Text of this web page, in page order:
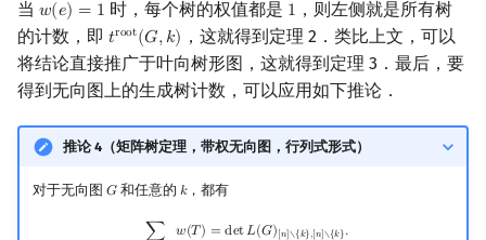
当 𝑤(𝑒) = 1
w(e) =1 时，每个树的权值都是 1
1 ，则左侧就是所有树
的计数，即 𝑡root(𝐺,𝑘)
troot(G ,k) ，这就得到定理 2．类比上文，可以
将结论直接推广于叶向树形图，这就得到定理 3．最后，要
得到无向图上的生成树计数，可以应用如下推论．
推论 4（矩阵树定理，带权无向图，行列式形式）
对于无向图 𝐺
G和任意的 𝑘
k，都有
∑ 𝑤(𝑇 ) = det𝐿(𝐺) .
T∈T G)w(T =detL (G)[n] ∖{ k},[ n ]∖ {k